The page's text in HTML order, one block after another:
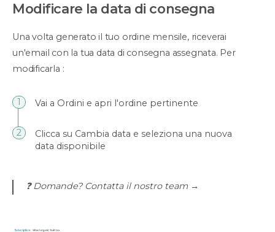
Modificare la data di consegna
Una volta generato il tuo ordine mensile, riceverai
un'email con la tua data di consegna assegnata. Per
modificarla :
Vai a Ordini e apri l'ordine pertinente
Clicca su Cambia data e seleziona una nuova
data disponibile
❓ Domande? Contatta il nostro team →